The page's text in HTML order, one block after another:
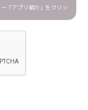
「アプリ紹介」をクリッ